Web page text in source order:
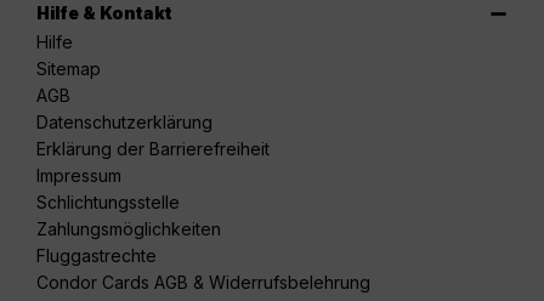
Hilfe & Kontakt
Hilfe
Sitemap
AGB
Datenschutzerklärung
Erklärung der Barrierefreiheit
Impressum
Schlichtungsstelle
Zahlungsmöglichkeiten
Fluggastrechte
Condor Cards AGB & Widerrufsbelehrung